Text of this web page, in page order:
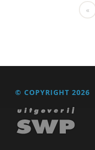
Jeannette Pols
Anne Marijke Schel
P. Robert-Jan
Meralda Slager
«
© COPYRIGHT 2026